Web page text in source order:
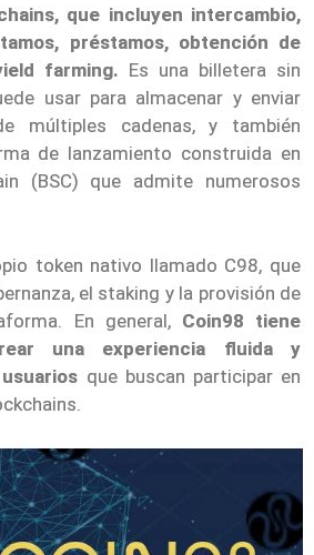
que incluyen intercambio,
préstamos, obtención de
farming. Es una billetera sin
usar para almacenar y enviar
múltiples cadenas, y también
de lanzamiento construida en
(BSC) que admite numerosos
token nativo llamado C98, que
el staking y la provisión de
En general, Coin98 tiene
una experiencia fluida y
que buscan participar en